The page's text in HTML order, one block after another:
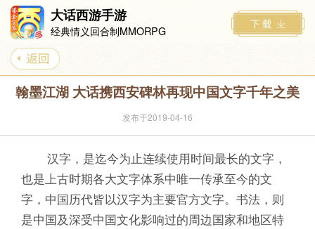
大话西游手游
经典情义回合制MMORPG
翰墨江湖 大话携西安碑林再现中国文字千年之美
发布于2019-04-16
汉字，是迄今为止连续使用时间最长的文字，
也是上古时期各大文字体系中唯一传承至今的文
字，中国历代皆以汉字为主要官方文字。书法，则
是中国及深受中国文化影响过的周边国家和地区特